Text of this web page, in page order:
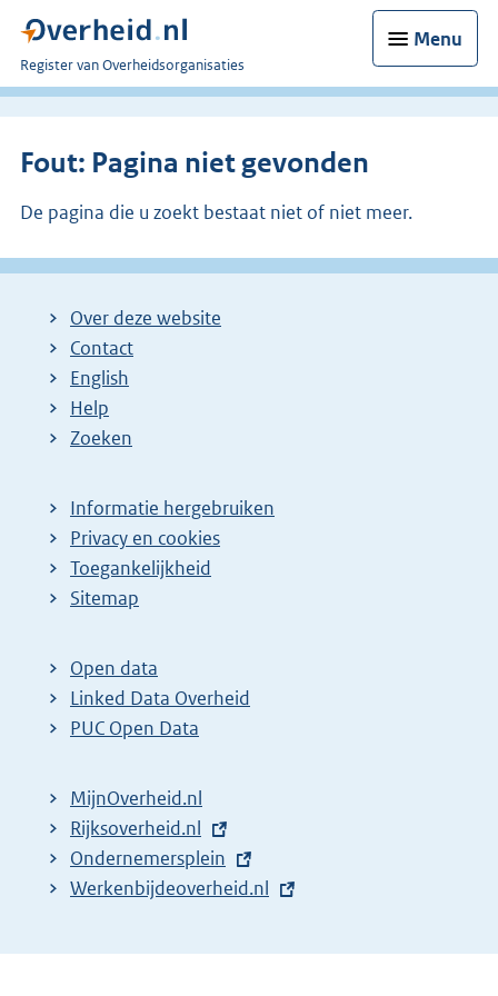
Menu
U
bent
Register van Overheidsorganisaties
Fout: Pagina niet gevonden
De pagina die u zoekt bestaat niet of niet meer.
Over deze website
Contact
English
Help
Zoeken
Informatie hergebruiken
Privacy en cookies
Toegankelijkheid
Sitemap
Open data
Linked Data Overheid
PUC Open Data
MijnOverheid.nl
E
x
t
r
Rijksoverheid.nl
E
x
e
Ondernemersplein
E
t
Werkenbijdeoverheid.nl